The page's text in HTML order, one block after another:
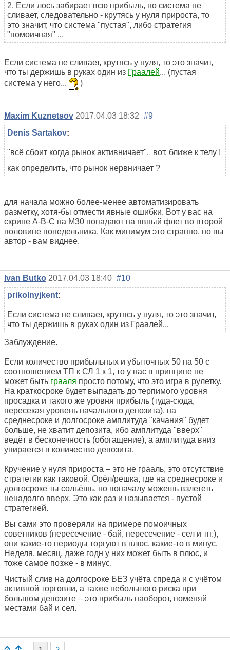
2. Если лось забирает всю прибыль, но система не
сливает, следовательно - крутясь у нуля прироста, то
это значит, что система "пустая", либо стратегия
"помоичная" ...
Если система не сливает, крутясь у нуля, то это значит,
что ты держишь в руках один из Граалей... (пустая
система у него...
)
Maxim Kuznetsov 2017.04.03 18:32 #9
Denis Sartakov:
"всё сбоит когда рынок активничает", вот, ближе к телу !
как определить, что рынок нервничает ?
для начала можно более-менее автоматизировать
разметку, хотя-бы отмести явные ошибки. Вот у вас на
скрине A-B-C на M30 попадают на явный флет во второй
половине понедельника. Как минимум это странно, но вы
автор - вам виднее.
Ivan Butko 2017.04.03 18:40 #10
prikolnyjkent:
Если система не сливает, крутясь у нуля, то это значит,
что ты держишь в руках один из Граалей...
Заблуждение.
Если количество прибыльных и убыточных 50 на 50 с
соотношением ТП к СЛ 1 к 1, то у нас в принципе не
может быть грааля просто потому, что это игра в рулетку.
На краткосроке будет выпадать до терпимого уровня
просадка и такого же уровня прибыль (туда-сюда,
пересекая уровень начального депозита), на
среднесроке и долгосроке амплитуда "качания" будет
больше, не хватит депозита, ибо амплитуда "вверх"
ведёт в бесконечность (обогащение), а амплитуда вниз
упирается в количество депозита.
Кручение у нуля прироста – это не грааль, это отсутствие
стратегии как таковой. Орёл/решка, где на среднесроке и
долгосроке ты сольёшь, но поначалу можешь взлететь
ненадолго вверх. Это как раз и называется - пустой
стратегией.
Вы сами это проверяли на примере помоичных
советников (пересечение - бай, пересечение - сел и тп.),
они какие-то периоды торгуют в плюс, какие-то в минус.
Неделя, месяц, даже годн у них может быть в плюс, и
тоже самое позже - в минус.
Чистый слив на долгосроке БЕЗ учёта спреда и с учётом
активной торговли, а также небольшого риска при
большом депозите – это прибыль наоборот, поменяй
местами бай и сел.